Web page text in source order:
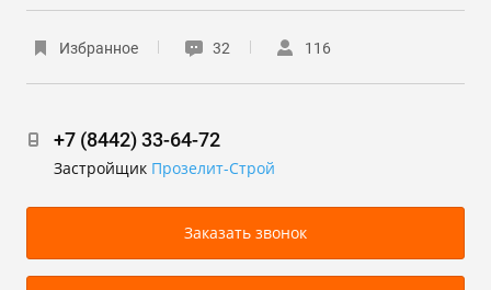
Избранное 32 116
+7 (8442) 33-64-72
Застройщик Прозелит-Строй
Заказать звонок